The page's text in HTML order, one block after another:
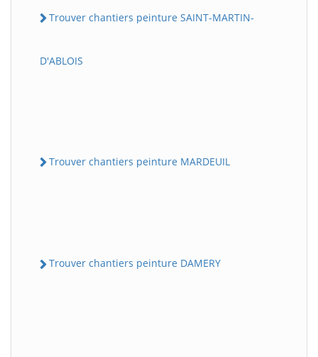
Trouver chantiers peinture SAINT-MARTIN-
D'ABLOIS
Trouver chantiers peinture MARDEUIL
Trouver chantiers peinture DAMERY